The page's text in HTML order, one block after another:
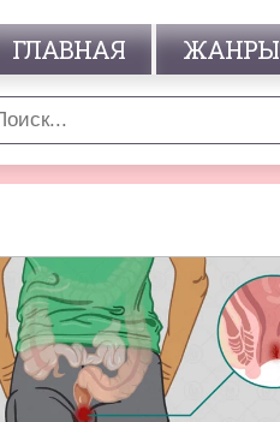
ГЛАВНАЯ ЖАНРЫ